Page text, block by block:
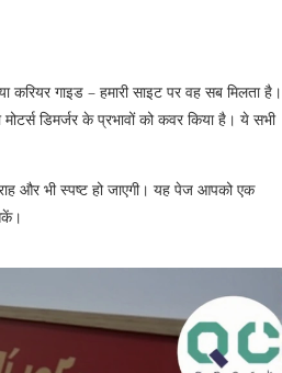
करियर गाइड – हमारी साइट पर वह सब मिलता है।
मोटर्स डिमर्जर के प्रभावों को कवर किया है। ये सभी
और भी स्पष्ट हो जाएगी। यह पेज आपको एक